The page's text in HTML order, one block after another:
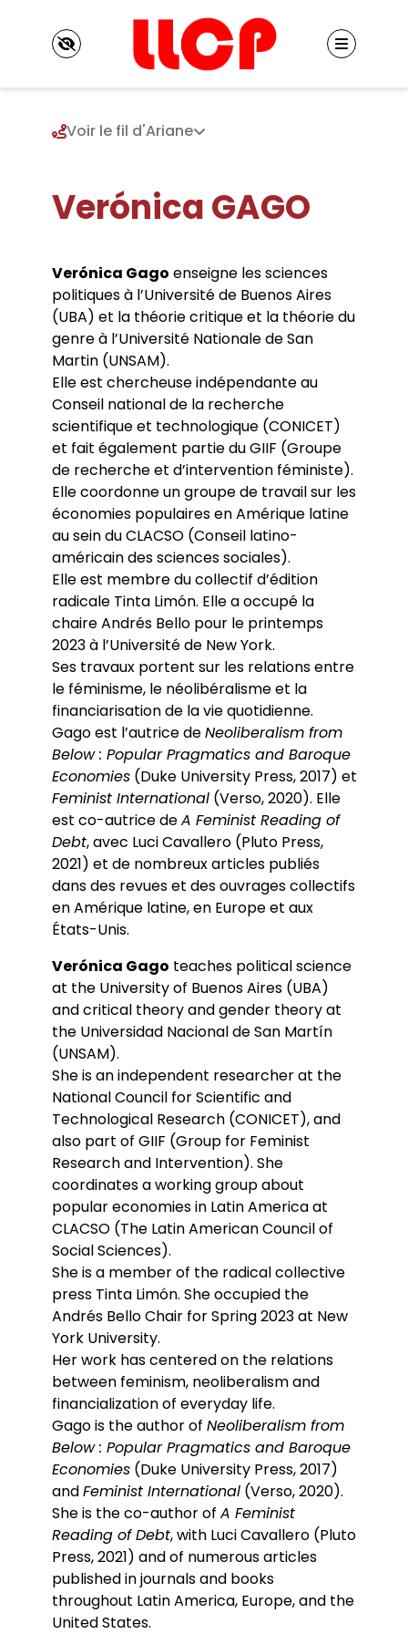
Le LLCP
Historique
Conseil de laboratoire
Réglement interne
Locaux
Listes de diffusion
Contacts
Axe 1. Hétérogénéité des mondes et logiques
de l’émancipation
Axe 2. Fictions et rationalités : techniques,
écologies, politiques
Axe 3. Groupe européen de recherches
philosophiques transdisciplinaires
Chaire internationale de philosophie
contemporaine de l’Université Paris 8
Directions de thèse
Groupe de recherche sur les archives
foucaldiennes
Jeune recherche
Projets scientifiques adossés à des
programmes
Membres
Enseignants chercheurs
Enseignants chercheurs émérites et
honoraires
Chercheurs associés
Chercheurs internationaux associés
Doctorants
Jeunes chercheurs
Anciens diplômés
Vie scientifique
Séminaires
Colloques et journées d’études
Conférences
Chercheurs visitants
Doctorants et postdoctorants visitants
Soutenances de thèses de doctorat
Soutenances de thèses HDR
Interventions extérieures
Autres événements
Appels à contributions
Publications
Ouvrages
Dossiers et numéros de revues
RevueCahiers critiques de philosophie
Revues et collections
Thèses
Actes audiovisuels
Votre Espace
Calendrier d’accueil
Calendrier de la vie scientifique du LLCP
Admission et inscription
Accès à distance (e-P8 | ADUM)
Guide WikiP8
Guide du doctorat
Bibliothèques universitaires
Voir le fil d'Ariane
Verónica GAGO
Verónica Gago enseigne les sciences
politiques à l’Université de Buenos Aires
(UBA) et la théorie critique et la théorie du
genre à l’Université Nationale de San
Martin (UNSAM).
Elle est chercheuse indépendante au
Conseil national de la recherche
scientifique et technologique (CONICET)
et fait également partie du GIIF (Groupe
de recherche et d’intervention féministe).
Elle coordonne un groupe de travail sur les
économies populaires en Amérique latine
au sein du CLACSO (Conseil latino-
américain des sciences sociales).
Elle est membre du collectif d’édition
radicale Tinta Limón. Elle a occupé la
chaire Andrés Bello pour le printemps
2023 à l’Université de New York.
Ses travaux portent sur les relations entre
le féminisme, le néolibéralisme et la
financiarisation de la vie quotidienne.
Gago est l’autrice deNeoliberalism from
Below : Popular Pragmatics and Baroque
Economies(Duke University Press, 2017) et
Feminist International(Verso, 2020). Elle
est co-autrice deA Feminist Reading of
Debt, avec Luci Cavallero (Pluto Press,
2021) et de nombreux articles publiés
dans des revues et des ouvrages collectifs
en Amérique latine, en Europe et aux
États-Unis.
Verónica Gago teaches political science
at the University of Buenos Aires (UBA)
and critical theory and gender theory at
the Universidad Nacional de San Martín
(UNSAM).
She is an independent researcher at the
National Council for Scientific and
Technological Research (CONICET), and
also part of GIIF (Group for Feminist
Research and Intervention). She
coordinates a working group about
popular economies in Latin America at
CLACSO (The Latin American Council of
Social Sciences).
She is a member of the radical collective
press Tinta Limón. She occupied the
Andrés Bello Chair for Spring 2023 at New
York University.
Her work has centered on the relations
between feminism, neoliberalism and
financialization of everyday life.
Gago is the author of Neoliberalism from
Below : Popular Pragmatics and Baroque
Economies(Duke University Press, 2017)
andFeminist International(Verso, 2020).
She is the co-author of A Feminist
Reading of Debt, with Luci Cavallero (Pluto
Press, 2021) and of numerous articles
published in journals and books
throughout Latin America, Europe, and the
United States.